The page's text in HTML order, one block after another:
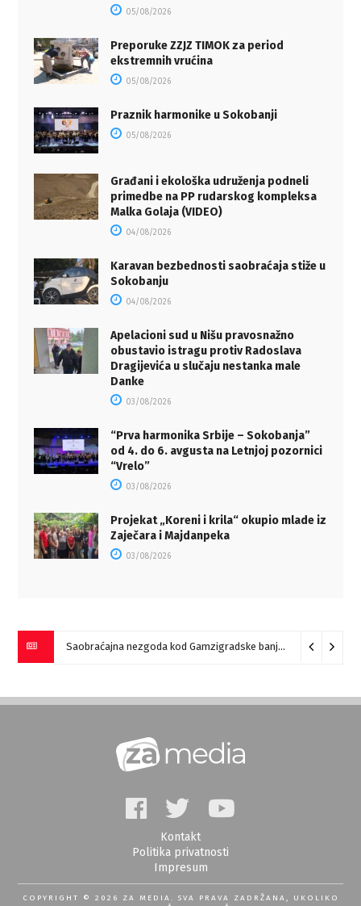
05/08/2026
Preporuke ZZJZ TIMOK za period
ekstremnih vrućina
05/08/2026
Praznik harmonike u Sokobanji
05/08/2026
Građani i ekološka udruženja podneli
primedbe na PP rudarskog kompleksa
Malka Golaja (VIDEO)
04/08/2026
Karavan bezbednosti saobraćaja stiže u
Sokobanju
04/08/2026
Apelacioni sud u Nišu pravosnažno
obustavio istragu protiv Radoslava
Dragijevića u slučaju nestanka male
Danke
03/08/2026
“Prva harmonika Srbije – Sokobanja”
od 4. do 6. avgusta na Letnjoj pozornici
“Vrelo”
03/08/2026
Projekat „Koreni i krila“ okupio mlade iz
Zaječara i Majdanpeka
03/08/2026
Saobraćajna nezgoda kod Gamzigradske banje 05/08/2026
Kontakt
Politika privatnosti
Impresum
COPYRIGHT © 2026 ZA MEDIA. SVA PRAVA ZADRŽANA, UKOLIKO